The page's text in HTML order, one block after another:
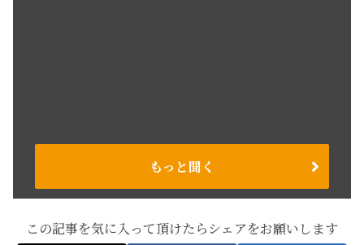
もっと聞く
この記事を気に入って頂けたらシェアをお願いします